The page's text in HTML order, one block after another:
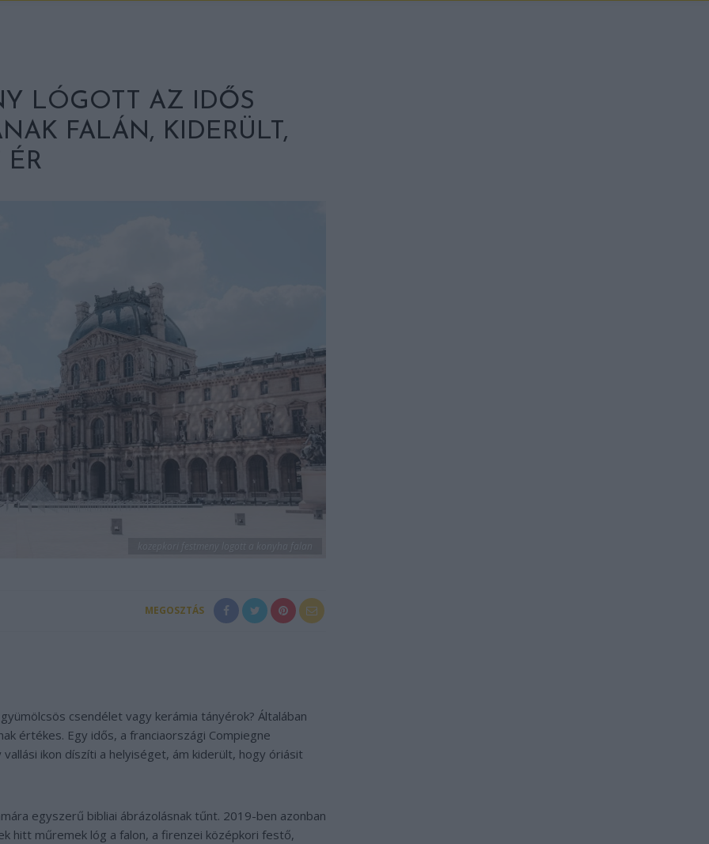
LÓGOTT AZ IDŐS
FALÁN, KIDERÜLT,
ÉR
MEGOSZTÁS
csendélet vagy kerámia tányérok? Általában
értékes. Egy idős, a franciaországi Compiegne
ikon díszíti a helyiséget, ám kiderült, hogy óriásit
egyszerű bibliai ábrázolásnak tűnt. 2019-ben azonban
hitt műremek lóg a falon, a firenzei középkori festő,